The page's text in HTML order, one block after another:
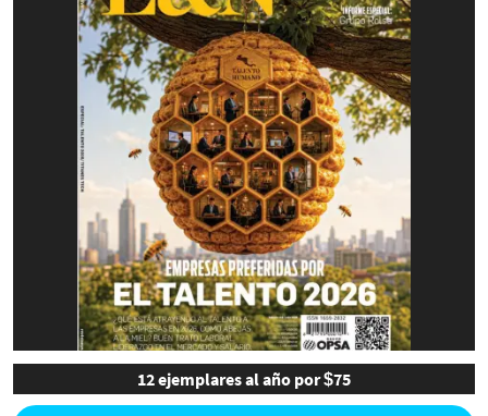
12 ejemplares al año por $75